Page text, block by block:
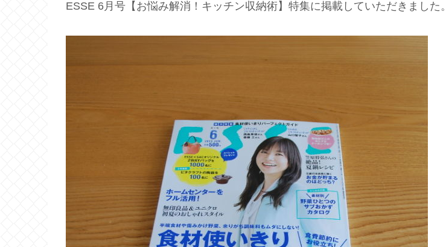
ESSE 6月号【お悩み解消！キッチン収納術】特集に掲載していただきました。